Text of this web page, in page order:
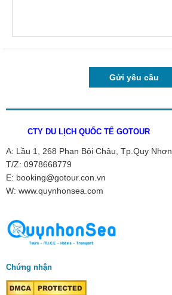
CTY DU LỊCH QUỐC TẾ GOTOUR
A: Lầu 1, 268 Phan Bội Châu, Tp.Quy Nhơn
T/Z: 0978668779
E: booking@gotour.con.vn
W: www.quynhonsea.com
Chứng nhận